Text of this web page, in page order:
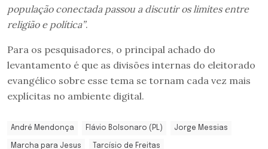
população conectada passou a discutir os limites entre
religião e política”.
Para os pesquisadores, o principal achado do
levantamento é que as divisões internas do eleitorado
evangélico sobre esse tema se tornam cada vez mais
explícitas no ambiente digital.
André Mendonça Flávio Bolsonaro (PL) Jorge Messias
Marcha para Jesus Tarcísio de Freitas